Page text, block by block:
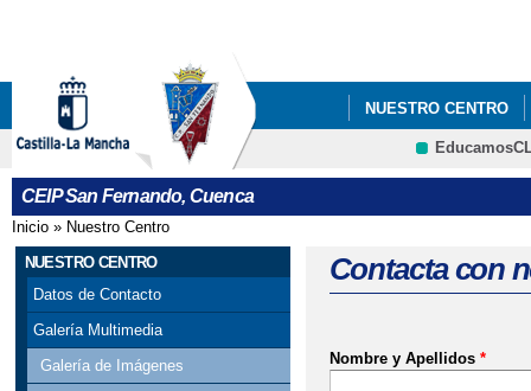
NUESTRO CENTRO
CALENDARIO
CEIP San Fernando, Cuenca
Se encuentra usted aquí
Inicio » Nuestro Centro
NUESTRO CENTRO
Datos de Contacto
Galería Multimedia
Galería de Imágenes
Contacta con
Nombre y Apellidos *